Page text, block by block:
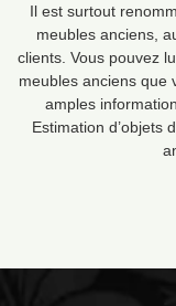
Il est surtout
meubles anciens,
clients. Vous pouvez
meubles anciens que
amples
Estimation d’objets